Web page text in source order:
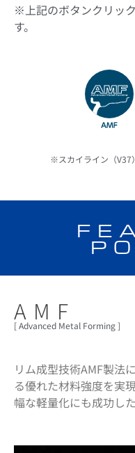
※上記のボタンクリッ
す。
※スカイライン（V37
AMF
[ Advanced Metal Forming ]
リム成型技術AMF製法
る優れた材料強度を実
幅な軽量化にも成功した